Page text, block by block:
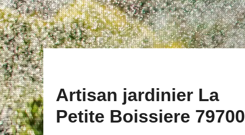
Artisan jardinier La
Petite Boissiere 79700